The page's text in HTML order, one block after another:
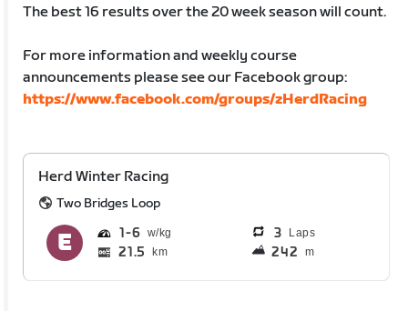
The best 16 results over the 20 week season will count.
For more information and weekly course
announcements please see our Facebook group:
https://www.facebook.com/groups/zHerdRacing
Herd Winter Racing
Two Bridges Loop
1 6 3 Laps
21.5 km 242 m